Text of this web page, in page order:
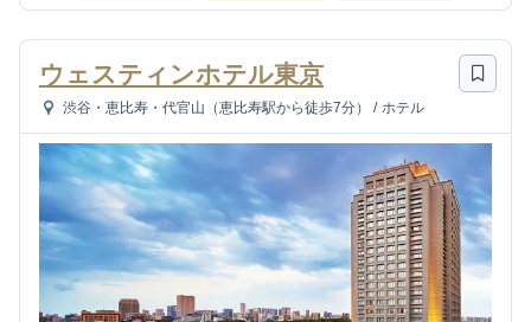
ウェスティンホテル東京
渋谷・恵比寿・代官山（恵比寿駅から徒歩7分） / ホテル